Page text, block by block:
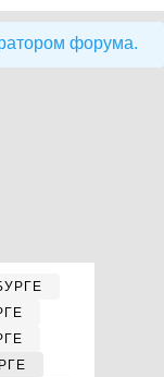
форума.